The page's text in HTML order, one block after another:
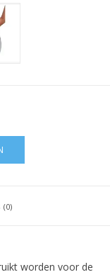
(0)
worden voor de